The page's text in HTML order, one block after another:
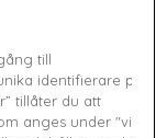
till
identifierare på
tillåter du att
anges under "vi